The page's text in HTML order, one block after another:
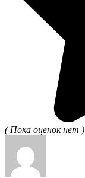
( Пока оценок нет )